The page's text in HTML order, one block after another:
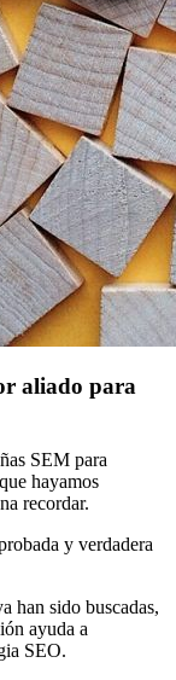
aliado para
SEM para
hayamos
recordar.
y verdadera
han sido buscadas,
ayuda a
SEO.